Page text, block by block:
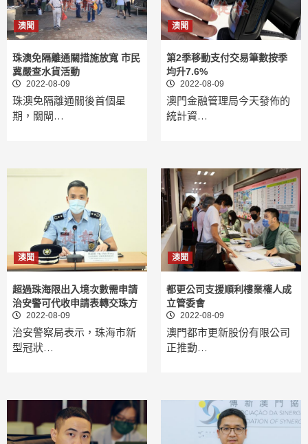
澳聞
珠澳免隔離通關措施放寬 市民
冀嚴查水貨活動
2022-08-09
珠澳免隔離通關後首個星
期，關閘…
澳聞
第2季移動支付交易筆數按季
均升7.6%
2022-08-09
澳門金融管理局今天發佈的
統計資…
澳聞
超過珠海限出入境次數需申請
治安警可代收申請表轉交珠方
2022-08-09
治安警察局表示，珠海市新
型冠狀…
澳聞
都更公司支援順利樓業權人成
立管委會
2022-08-09
澳門都市更新股份有限公司
正推動…